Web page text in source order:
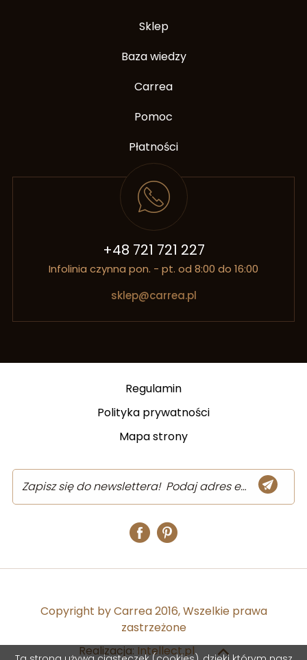
Sklep
Baza wiedzy
Carrea
Pomoc
Płatności
+48 721 721 227
Infolinia czynna pon. - pt. od 8:00 do 16:00
sklep@carrea.pl
Regulamin
Polityka prywatności
Mapa strony
Copyright by Carrea 2016, Wszelkie prawa
zastrzeżone
Realizacja: Intellect.pl